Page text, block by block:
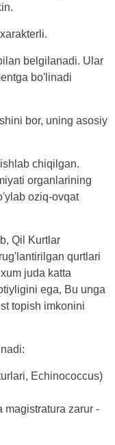
belgilanadi. Ular
bo'linadi
bor, uning asosiy
chiqilgan.
organlarining
oziq-ovqat
Qil Kurtlar
qurtlari
juda katta
ega, Bu unga
topish imkonini
Echinococcus)
magistratura zarur -